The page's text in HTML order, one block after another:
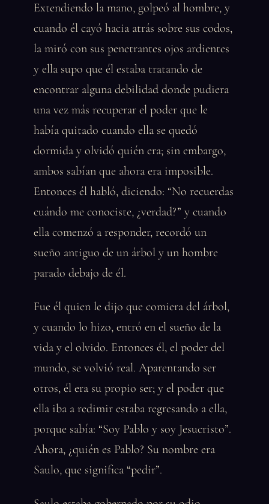
Extendiendo la mano, golpeó al hombre, y
cuando él cayó hacia atrás sobre sus codos,
la miró con sus penetrantes ojos ardientes
y ella supo que él estaba tratando de
encontrar alguna debilidad donde pudiera
una vez más recuperar el poder que le
había quitado cuando ella se quedó
dormida y olvidó quién era; sin embargo,
ambos sabían que ahora era imposible.
Entonces él habló, diciendo: “No recuerdas
cuándo me conociste, ¿verdad?” y cuando
ella comenzó a responder, recordó un
sueño antiguo de un árbol y un hombre
parado debajo de él.
Fue él quien le dijo que comiera del árbol,
y cuando lo hizo, entró en el sueño de la
vida y el olvido. Entonces él, el poder del
mundo, se volvió real. Aparentando ser
otros, él era su propio ser; y el poder que
ella iba a redimir estaba regresando a ella,
porque sabía: “Soy Pablo y soy Jesucristo”.
Ahora, ¿quién es Pablo? Su nombre era
Saulo, que significa “pedir”.